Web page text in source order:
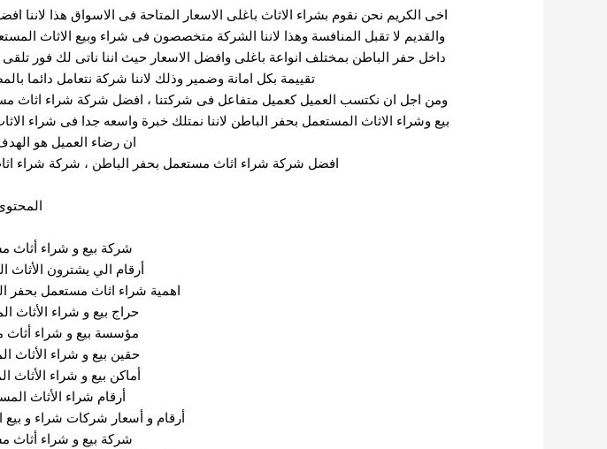
اخى الكريم نحن نقوم بشراء الاثاث باغلى الاسعار المتاحة فى الاسواق هذا لاننا
والقديم لا تقبل المنافسة وهذا لاننا الشركة متخصصون فى شراء وبيع الاثاث
داخل حفر الباطن بمختلف انواعة باغلى وافضل الاسعار حيث اننا ناتى لك فور
تقييمة بكل امانة وضمير وذلك لاننا شركة نتعامل دائما
ومن اجل ان نكتسب العميل كعميل متفاعل فى شركتنا ، افضل شركة شراء اثاث
بيع وشراء الاثاث المستعمل بحفر الباطن لاننا نمتلك خبرة واسعه جدا فى شراء
ان رضاء العميل هو
افضل شركة شراء اثاث مستعمل بحفر الباطن ، شركة شراء
شركة بيع و شراء أثاث
أرقام الي يشترون الأثاث
اهمية شراء اثاث مستعمل بحفر
حراج بيع و شراء الأثاث
مؤسسة بيع و شراء أثاث
حقين بيع و شراء الأثاث
أماكن بيع و شراء الأثاث
أرقام شراء الأثاث
أرقام و أسعار شركات شراء و بيع
شركة بيع و شراء أثاث